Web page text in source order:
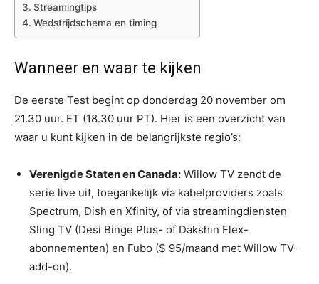
Streamingtips
Wedstrijdschema en timing
Wanneer en waar te kijken
De eerste Test begint op donderdag 20 november om
21.30 uur. ET (18.30 uur PT). Hier is een overzicht van
waar u kunt kijken in de belangrijkste regio’s:
Verenigde Staten en Canada: Willow TV zendt de
serie live uit, toegankelijk via kabelproviders zoals
Spectrum, Dish en Xfinity, of via streamingdiensten
Sling TV (Desi Binge Plus- of Dakshin Flex-
abonnementen) en Fubo ($ 95/maand met Willow TV-
add-on).